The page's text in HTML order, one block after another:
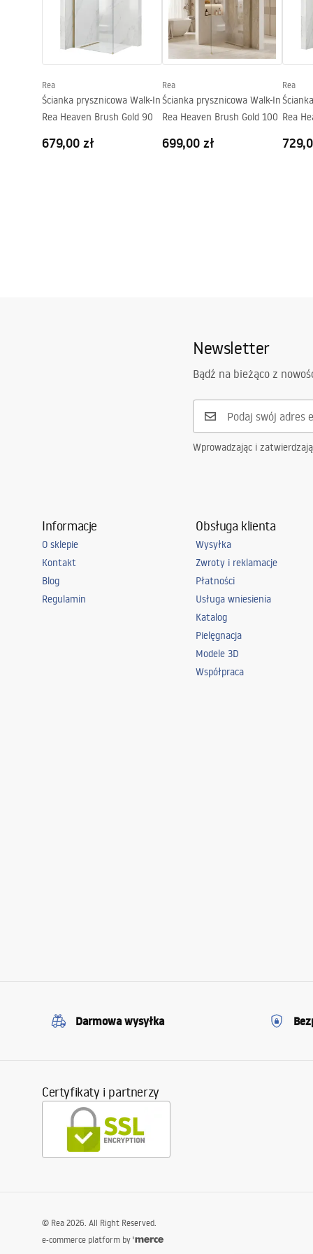
System Anti-Calc
Tak
Powłoka:
Rozstaw przyłączy:
mm
Gwarancja
24 miesiące
Rea
Ścianka prysznicowa Walk-In
Rea Heaven Brush Gold 90
679,00 zł
Rea
Ścianka prysznicowa Walk-In
Rea Heaven Brush Gold 100
699,00 zł
Rea
Rea
Newsletter
Bądź na bieżąco z
Wprowadzając i
Informacje
O sklepie
Kontakt
Blog
Regulamin
Obsługa klienta
Wysyłka
Zwroty i reklamacje
Płatności
Usługa wniesienia
Katalog
Pielęgnacja
Modele 3D
Współpraca
Darmowa wysyłka
Certyfikaty i partnerzy
© Rea 2026. All Right Reserved.
e-commerce platform by